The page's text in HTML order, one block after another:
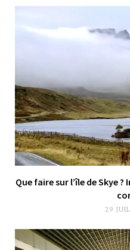
Que faire sur l’île de Skye
29